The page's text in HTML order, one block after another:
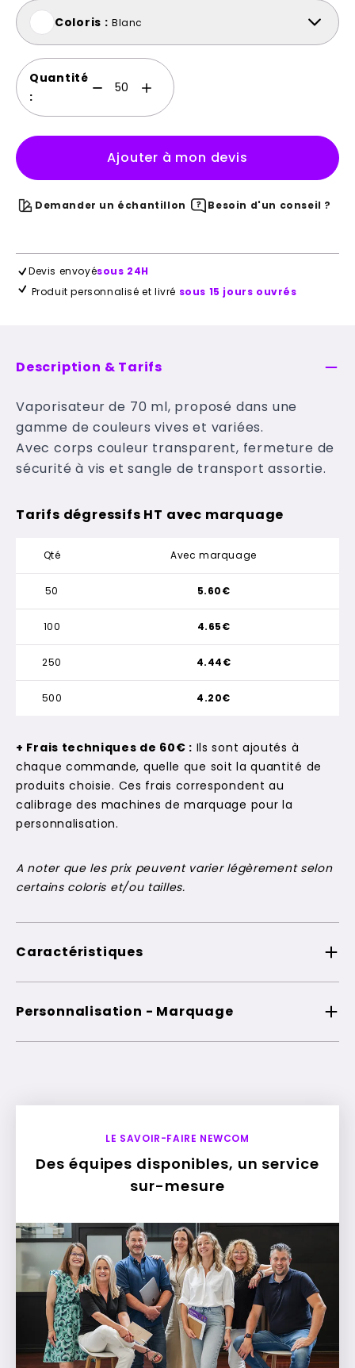
Coloris : Blanc
Quantité
:
Ajouter à mon devis
Demander un échantillon Besoin d'un conseil ?
Devis envoyésous 24H
Produit personnalisé et livré sous 15 jours ouvrés
Description & Tarifs
Vaporisateur de 70 ml, proposé dans une
gamme de couleurs vives et variées.
Avec corps couleur transparent, fermeture de
sécurité à vis et sangle de transport assortie.
Tarifs dégressifs HT avec marquage
Qté Avec marquage
50
100
250
500
5.60€
4.65€
4.44€
4.20€
+ Frais techniques de 60€ : Ils sont ajoutés à
chaque commande, quelle que soit la quantité de
produits choisie. Ces frais correspondent au
calibrage des machines de marquage pour la
personnalisation.
A noter que les prix peuvent varier légèrement selon
certains coloris et/ou tailles.
Caractéristiques
Personnalisation - Marquage
LE SAVOIR-FAIRE NEWCOM
Des équipes disponibles, un service
sur-mesure